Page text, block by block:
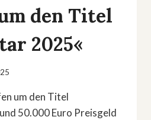
den Titel
2025«
um den Titel
50.000 Euro Preisgeld